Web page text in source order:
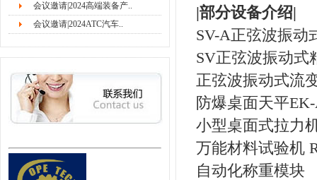
会议邀请|2024高端装备产..
会议邀请|2024ATC汽车..
|部分设备介绍|
SV-A正弦波振动
SV正弦波振动式
正弦波振动式流
防爆桌面天平
小型桌面式拉力
万能材料试验机
自动化称重模块